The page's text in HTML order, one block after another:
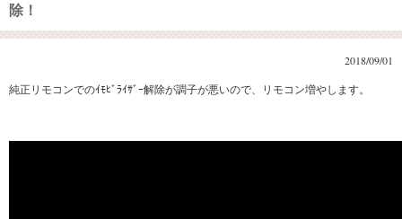
除！
2018/09/01
純正リモコンでのｲﾓﾋﾞﾗｲｻﾞｰ解除が調子が悪いので、リモコン増やします。